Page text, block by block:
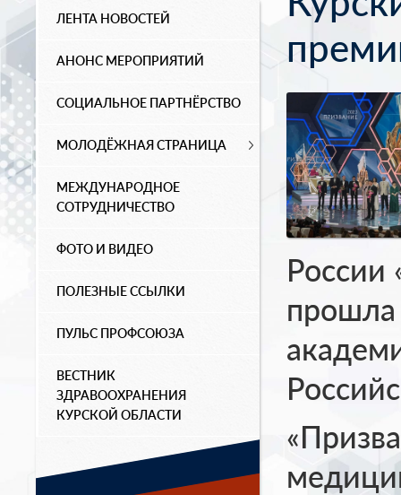
ЛЕНТА НОВОСТЕЙ
АНОНС МЕРОПРИЯТИЙ
СОЦИАЛЬНОЕ ПАРТНЁРСТВО
МОЛОДЁЖНАЯ СТРАНИЦА
МЕЖДУНАРОДНОЕ
СОТРУДНИЧЕСТВО
ФОТО И ВИДЕО
ПОЛЕЗНЫЕ ССЫЛКИ
ПУЛЬС ПРОФСОЮЗА
ВЕСТНИК
ЗДРАВООХРАНЕНИЯ
КУРСКОЙ ОБЛАСТИ
России
прошла